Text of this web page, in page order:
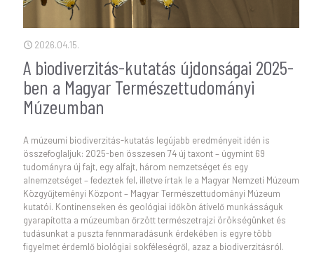
2026.04.15.
A biodiverzitás-kutatás újdonságai 2025-
ben a Magyar Természettudományi
Múzeumban
A múzeumi biodiverzitás-kutatás legújabb eredményeit idén is
összefoglaljuk: 2025-ben összesen 74 új taxont – úgymint 69
tudományra új fajt, egy alfajt, három nemzetséget és egy
alnemzetséget – fedeztek fel, illetve írtak le a Magyar Nemzeti Múzeum
Közgyűjteményi Központ – Magyar Természettudományi Múzeum
kutatói. Kontinenseken és geológiai időkön átívelő munkásságuk
gyarapította a múzeumban őrzött természetrajzi örökségünket és
tudásunkat a puszta fennmaradásunk érdekében is egyre több
figyelmet érdemlő biológiai sokféleségről, azaz a biodiverzitásról.